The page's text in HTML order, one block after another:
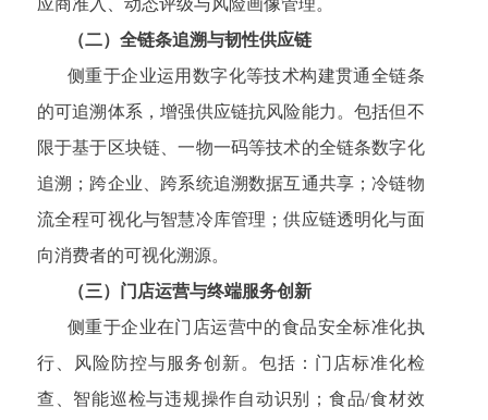
（二）全链条追溯与韧性供应链
侧重于企业运用数字化等技术构建贯通全链条
的可追溯体系，增强供应链抗风险能力。包括但不
限于基于区块链、一物一码等技术的全链条数字化
追溯；跨企业、跨系统追溯数据互通共享；冷链物
流全程可视化与智慧冷库管理；供应链透明化与面
向消费者的可视化溯源。
（三）门店运营与终端服务创新
侧重于企业在门店运营中的食品安全标准化执
行、风险防控与服务创新。包括：门店标准化检
查、智能巡检与违规操作自动识别；食品/食材效